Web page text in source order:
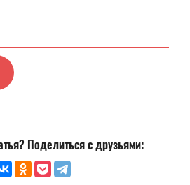
Поделиться с друзьями: